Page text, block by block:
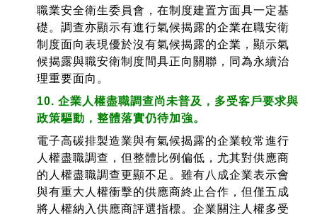
職業安全衛生委員會，在制度建置方面具一定基
礎。調查亦顯示有進行氣候揭露的企業在職安衛
制度面向表現優於沒有氣候揭露的企業，顯示氣
候揭露與職安衛制度間具正向關聯，同為永續治
理重要面向。
10. 企業人權盡職調查尚未普及，多受客戶要求與
政策驅動，整體落實仍待加強。
電子高碳排製造業與有氣候揭露的企業較常進行
人權盡職調查，但整體比例偏低，尤其對供應商
的人權盡職調查更顯不足。雖有八成企業表示會
與有重大人權衝擊的供應商終止合作，但僅五成
將人權納入供應商評選指標。企業關注人權多受